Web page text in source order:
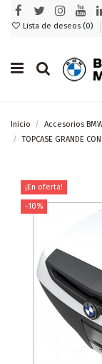
Lista de deseos (0)
Inicio Accesorios
TOPCASE GRANDE
¡En oferta!
-10%